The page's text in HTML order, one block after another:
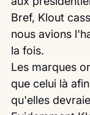
Bref, Klout
nous avions
la fois.
Les marques
que celui là
qu'elles